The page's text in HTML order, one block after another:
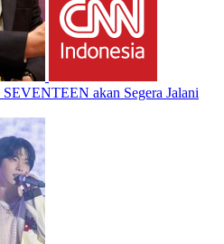
akan Segera Jalani